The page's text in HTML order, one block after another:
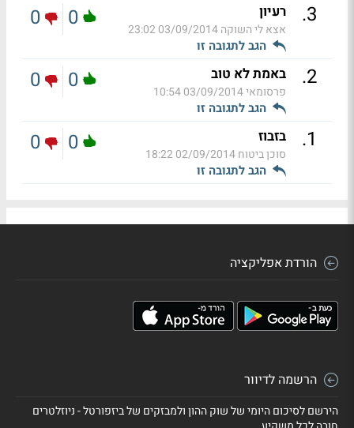
3
. רעיון
אצא לי השוקה03/09/2014 23:02
הגב לתגובה זו
0
0
2
. באמת לא טוב
פרסומאי03/09/2014 10:54
הגב לתגובה זו
0
0
1
. בזבוז
סוכן ביטוח02/09/2014 18:22
הגב לתגובה זו
0
0
הורדת אפליקציה
הרשמה לדיוור
הירשם לסיכום היומי של שוק ההון ולמבזקים של ביזפורטל - ניוזלטרים